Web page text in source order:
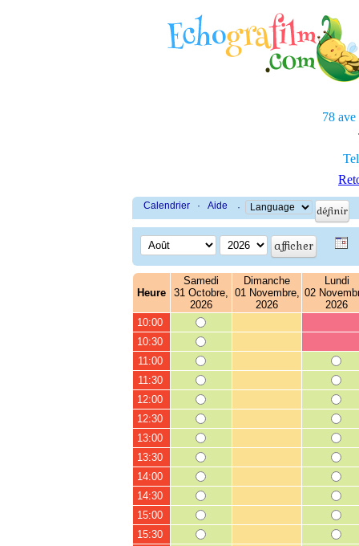
78 ave
Calendrier · Aide ·
Heure
Samedi
31 Octobre,
2026
Dimanche
01 Novembre,
2026
Lundi
02
2026
10:00
10:30
11:00
11:30
12:00
12:30
13:00
13:30
14:00
14:30
15:00
15:30